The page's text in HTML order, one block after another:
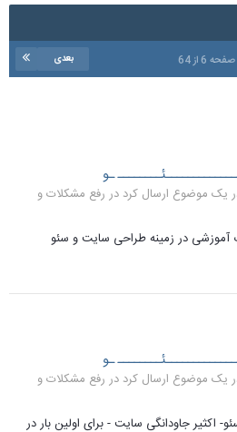
بعدی صفحه 6 از 64
ـو
رفع مشکلات و
در زمینه طراحی سایت و سئو
ـو
رفع مشکلات و
اکثیر جاودانگی سایت - برای اولین بار در